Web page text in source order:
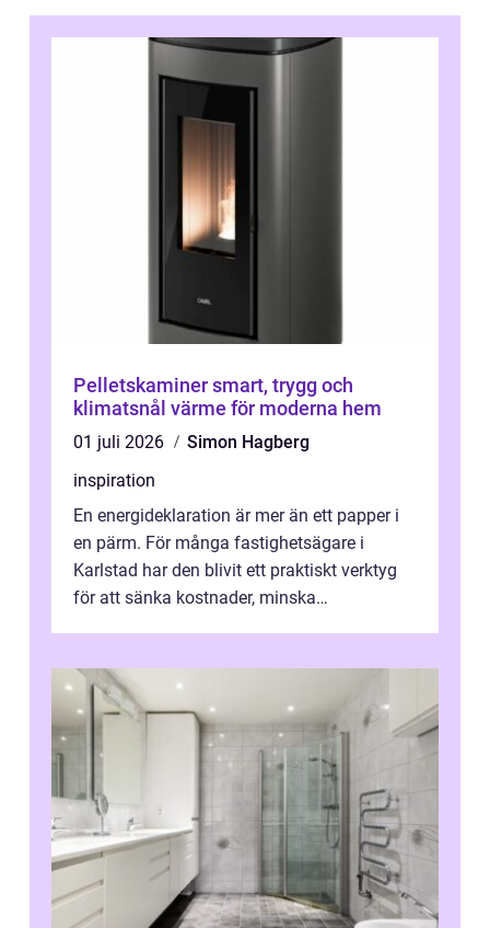
Pelletskaminer smart, trygg och
klimatsnål värme för moderna hem
01 juli 2026
Simon Hagberg
inspiration
En energideklaration är mer än ett papper i
en pärm. För många fastighetsägare i
Karlstad har den blivit ett praktiskt verktyg
för att sänka kostnader, minska